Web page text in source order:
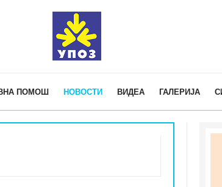
ПОМОШ НОВОСТИ ВИДЕА ГАЛЕРИЈА